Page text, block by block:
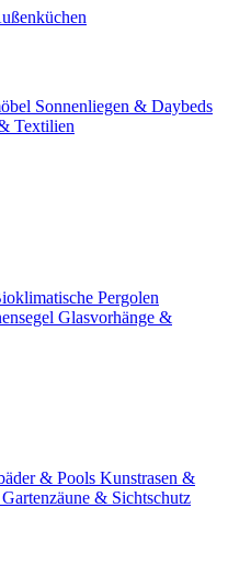
Sonnenliegen & Daybeds
Textilien
Pergolen
Glasvorhänge &
& Pools Kunstrasen &
Gartenzäune & Sichtschutz